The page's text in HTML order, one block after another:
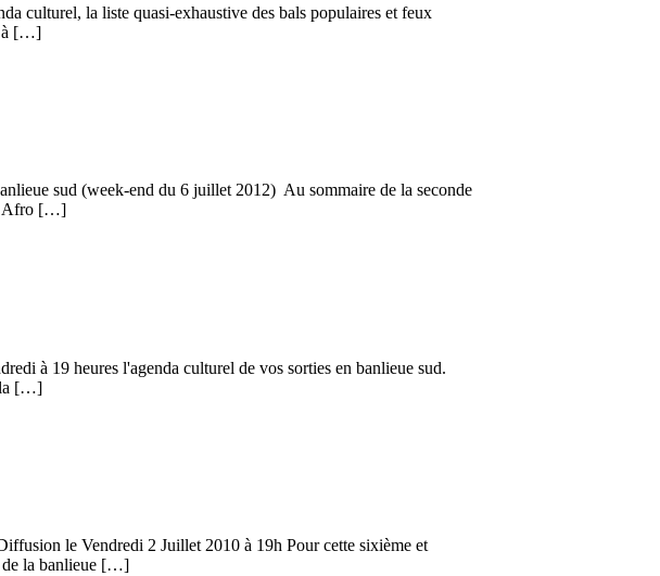
culturel, la liste quasi-exhaustive des bals populaires et feux
à […]
sud (week-end du 6 juillet 2012) Au sommaire de la seconde
Afro […]
à 19 heures l'agenda culturel de vos sorties en banlieue sud.
la […]
le Vendredi 2 Juillet 2010 à 19h Pour cette sixième et
de la banlieue […]